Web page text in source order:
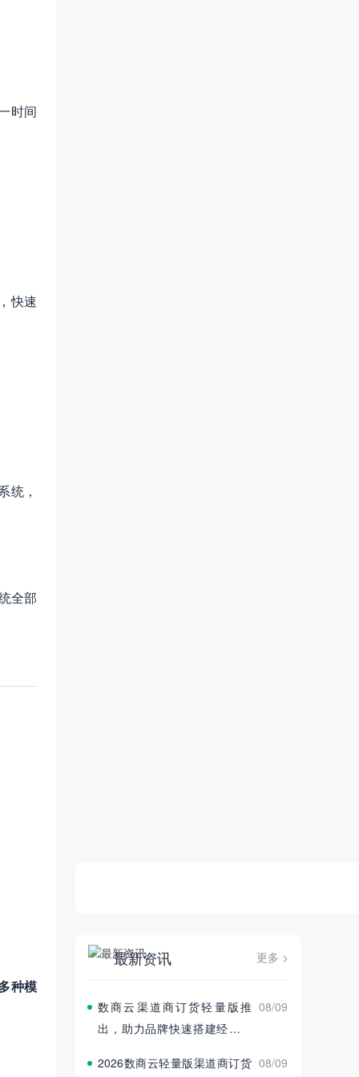
时间
快速
统，
全部
种模
最新资讯 更多 >
数商云渠道商订货轻量版推
出，助力品牌快速搭建经销商
08/09
2026数商云轻量版渠道商订货 08/09